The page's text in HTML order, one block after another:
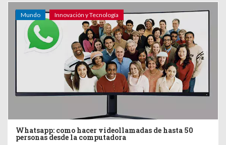
Mundo Innovación y Tecnología
Whatsapp: como hacer videollamadas de hasta 50
personas desde la computadora